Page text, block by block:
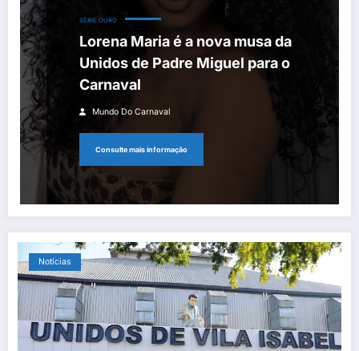
SÉRIE OURO
Lorena Maria é a nova musa da
Unidos de Padre Miguel para o
Carnaval
Mundo Do Carnaval
Consulte mais informação
Notícias